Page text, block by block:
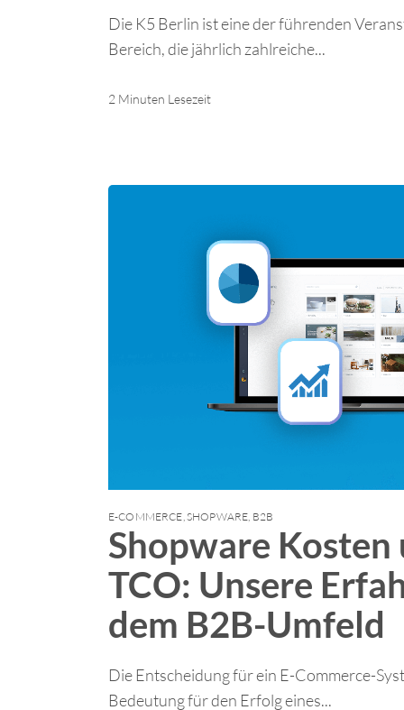
Die K5 Berlin ist eine der führenden
Bereich, die jährlich zahlreiche...
2 Minuten Lesezeit
E-COMMERCE SHOPWARE B2B
Shopware Kosten
TCO: Unsere
dem B2B-Umfeld
Die Entscheidung für ein E-Commerce-
Bedeutung für den Erfolg eines...